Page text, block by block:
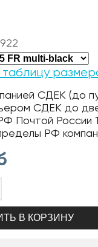
СДЕК (до
СДЕК до
Почтой России
РФ